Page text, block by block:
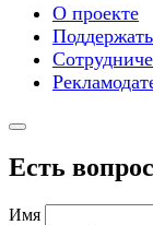
О проекте
Есть
Имя